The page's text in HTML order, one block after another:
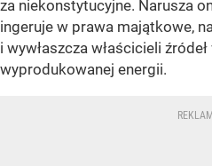
za niekonstytucyjne. Narusza
ingeruje w prawa majątkowe,
i wywłaszcza właścicieli
wyprodukowanej energii.